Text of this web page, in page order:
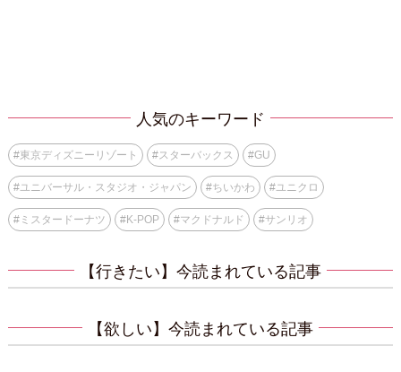
人気のキーワード
#東京ディズニーリゾート #スターバックス #GU
#ユニバーサル・スタジオ・ジャパン #ちいかわ #ユニクロ
#ミスタードーナツ #K-POP #マクドナルド #サンリオ
【行きたい】今読まれている記事
【欲しい】今読まれている記事